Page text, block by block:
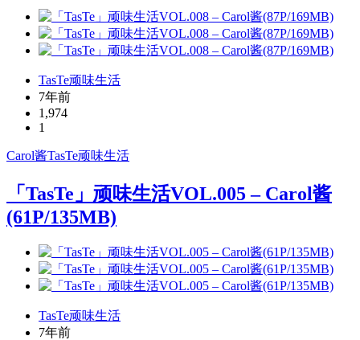
TasTe顽味生活
7年前
1,974
1
Carol酱TasTe顽味生活
「TasTe」顽味生活VOL.005 – Carol酱
(61P/135MB)
TasTe顽味生活
7年前